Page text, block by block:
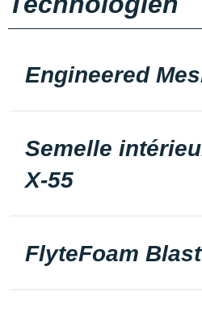
Engineered
Semelle
X-55
FlyteFoam